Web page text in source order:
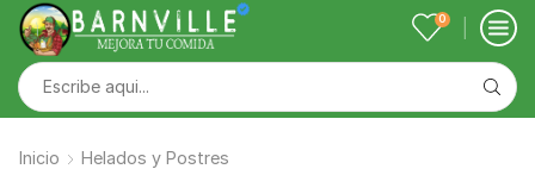
0
Inicio Helados y Postres